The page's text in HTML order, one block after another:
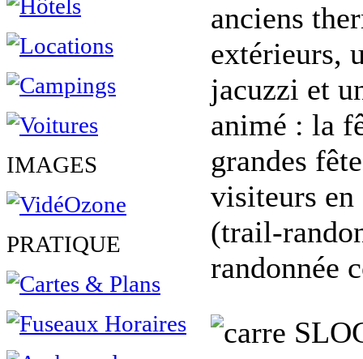
IMAGES
PRATIQUE
anciens
extérieurs,
jacuzzi et
animé : la
grandes
visiteurs
(trail-
randonnée